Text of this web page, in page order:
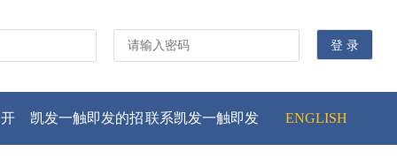
凯发一触即发的招联系凯发一触即发 ENGLISH